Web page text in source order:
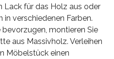
Lack für das Holz aus oder
in verschiedenen Farben.
bevorzugen, montieren Sie
aus Massivholz. Verleihen
Möbelstück einen